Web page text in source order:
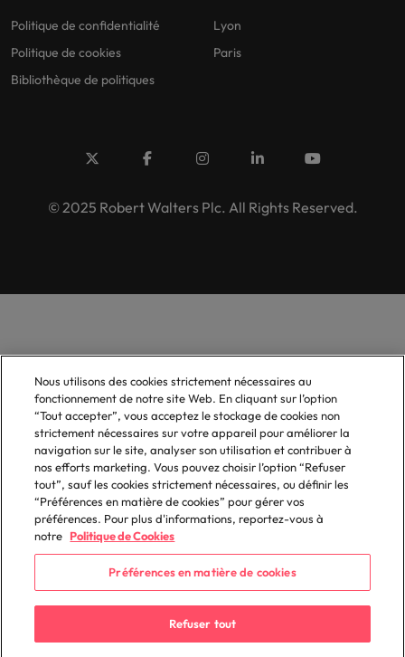
Politique de confidentialité
Politique de cookies
Bibliothèque de politiques
Lyon
Paris
© 2025 Robert Walters Plc. All Rights Reserved.
Nous utilisons des cookies strictement nécessaires au
fonctionnement de notre site Web. En cliquant sur l’option
“Tout accepter”, vous acceptez le stockage de cookies non
strictement nécessaires sur votre appareil pour améliorer la
navigation sur le site, analyser son utilisation et contribuer à
nos efforts marketing. Vous pouvez choisir l’option “Refuser
tout”, sauf les cookies strictement nécessaires, ou définir les
“Préférences en matière de cookies” pour gérer vos
préférences. Pour plus d'informations, reportez-vous à
notre Politique de Cookies
Préférences en matière de cookies
Refuser tout